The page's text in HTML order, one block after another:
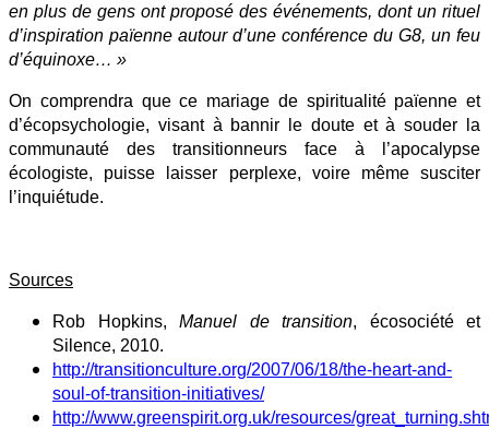
en plus de gens ont proposé des événements, dont un rituel
d’inspiration païenne autour d’une conférence du G8, un feu
d’équinoxe… »
On comprendra que ce mariage de spiritualité païenne et
d’écopsychologie, visant à bannir le doute et à souder la
communauté des transitionneurs face à l’apocalypse
écologiste, puisse laisser perplexe, voire même susciter
l’inquiétude.
Sources
Rob Hopkins, Manuel de transition, écosociété et
Silence, 2010.
http://transitionculture.org/2007/06/18/the-heart-and-
soul-of-transition-initiatives/
http://www.greenspirit.org.uk/resources/